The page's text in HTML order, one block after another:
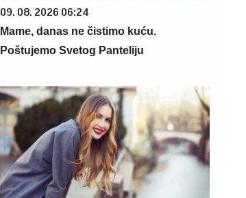
09. 08. 2026 06:24
Mame, danas ne čistimo kuću.
Poštujemo Svetog Panteliju